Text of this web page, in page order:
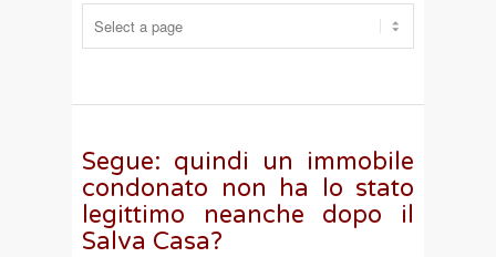
Segue: quindi un immobile
condonato non ha lo stato
legittimo neanche dopo il
Salva Casa?